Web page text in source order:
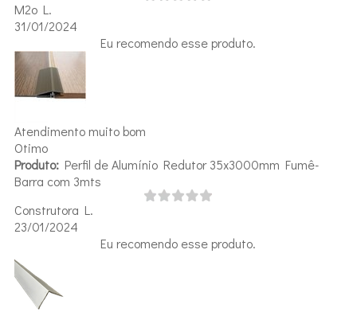
M2o L.
31/01/2024
Eu recomendo esse produto.
Atendimento muito bom
Otimo
Produto:Perfil de Alumínio Redutor 35x3000mm Fumê-
Barra com 3mts
Construtora L.
23/01/2024
Eu recomendo esse produto.